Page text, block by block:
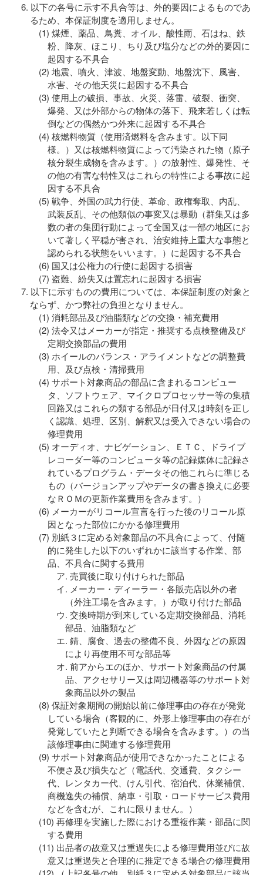
以下の各号に示す不具合等は、外的要因によるものであ
るため、本保証制度を適用しません。
煤煙、薬品、鳥糞、オイル、酸性雨、石はね、鉄
粉、降灰、ほこり、ちり及び塩分などの外的要因に
起因する不具合
地震、噴火、津波、地盤変動、地盤沈下、風害、
水害、その他天災に起因する不具合
使用上の破損、事故、火災、落雷、破裂、衝突、
爆発、又は外部からの物体の落下、飛来若しくは転
倒などの偶然かつ外来に起因する不具合
核燃料物質（使用済燃料を含みます。以下同
様。）又は核燃料物質によって汚染された物（原子
核分裂生成物を含みます。）の放射性、爆発性、そ
の他の有害な特性又はこれらの特性による事故に起
因する不具合
戦争、外国の武力行使、革命、政権奪取、内乱、
武装反乱、その他類似の事変又は暴動（群集又は多
数の者の集団行動によって全国又は一部の地区にお
いて著しく平穏が害され、治安維持上重大な事態と
認められる状態をいいます。）に起因する不具合
国又は公権力の行使に起因する損害
盗難、紛失又は置忘れに起因する損害
以下に示すものの費用については、本保証制度の対象と
ならず、かつ弊社の負担となりません。
消耗部品及び油脂類などの交換・補充費用
法令又はメーカーが指定・推奨する点検整備及び
定期交換部品の費用
ホイールのバランス・アライメントなどの調整費
用、及び点検・清掃費用
サポート対象商品の部品に含まれるコンピュー
タ、ソフトウェア、マイクロプロセッサー等の集積
回路又はこれらの類する部品が日付又は時刻を正し
く認識、処理、区別、解釈又は受入できない場合の
修理費用
オーディオ、ナビゲーション、ＥＴＣ、ドライブ
レコーダー等のコンピュータ等の記録媒体に記録さ
れているプログラム・データその他これらに準じる
もの（バージョンアップやデータの書き換えに必要
なＲＯＭの更新作業費用を含みます。）
メーカーがリコール宣言を行った後のリコール原
因となった部位にかかる修理費用
別紙３に定める対象部品の不具合によって、付随
的に発生した以下のいずれかに該当する作業、部
品、不具合に関する費用
売買後に取り付けられた部品
メーカー・ディーラー・各販売店以外の者
（外注工場を含みます。）が取り付けた部品
交換時期が到来している定期交換部品、消耗
部品、油脂類など
錆、腐食、過去の整備不良、外因などの原因
により再使用不可な部品等
前アからエのほか、サポート対象商品の付属
品、アクセサリー又は周辺機器等のサポート対
象商品以外の製品
保証対象期間の開始以前に修理事由の存在が発覚
している場合（客観的に、外形上修理事由の存在が
発覚していたと判断できる場合を含みます。）の当
該修理事由に関連する修理費用
サポート対象商品が使用できなかったことによる
不便さ及び損失など（電話代、交通費、タクシー
代、レンタカー代、けん引代、宿泊代、休業補償、
商機逸失の補償、納車・引取・ロードサービス費用
などを含むが、これに限りません。）
再修理を実施した際における重複作業・部品に関
する費用
出品者の故意又は重過失による修理費用並びに故
意又は重過失と合理的に推定できる場合の修理費用